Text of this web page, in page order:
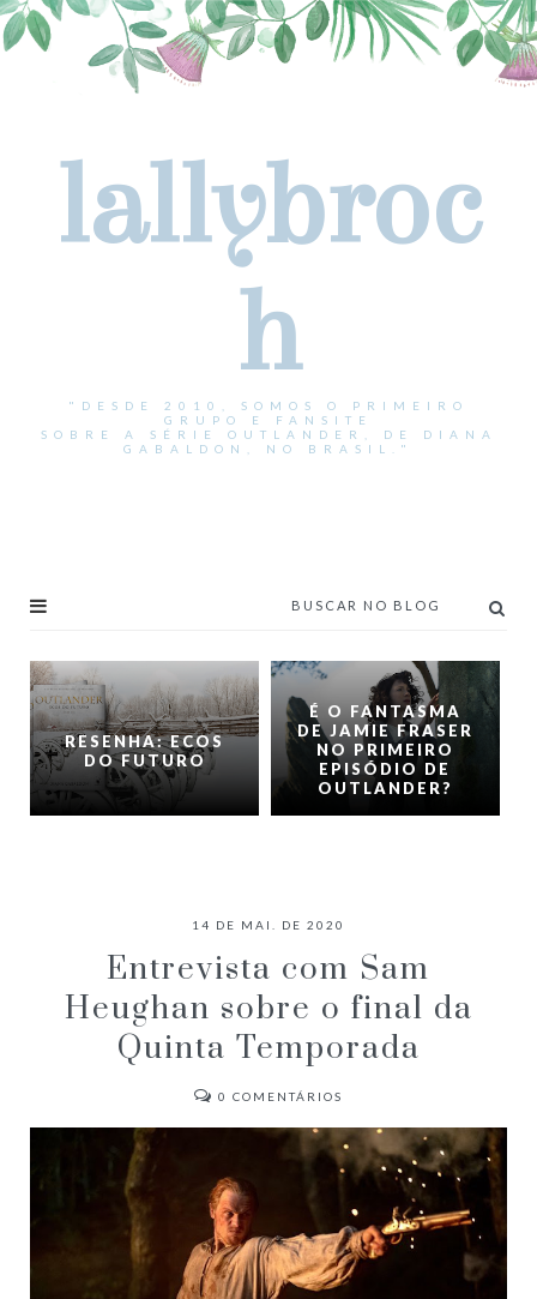
lallybroc
h
"DESDE 2010, SOMOS O PRIMEIRO
GRUPO E FANSITE
SOBRE A SÉRIE OUTLANDER, DE DIANA
GABALDON, NO BRASIL."
RESENHA: ECOS
DO FUTURO
É O FANTASMA
DE JAMIE FRASER
NO PRIMEIRO
EPISÓDIO DE
OUTLANDER?
14 DE MAI. DE 2020
Entrevista com Sam
Heughan sobre o final da
Quinta Temporada
0 COMENTÁRIOS